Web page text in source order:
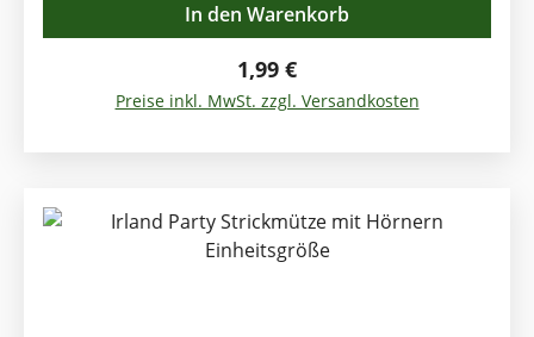
Sie besteht aus je 24 irischen Kleeblätter und
Perlen aus Kunststoff in knallgrüner Farbe und ist
84cm lang. Eine wirklich preiswerte Lösung der
Kostümfrage bei irischen Feierlichkeiten.
Regulärer Preis:
1,99 €
Preise inkl. MwSt. zzgl. Versandkosten
In den Warenkorb